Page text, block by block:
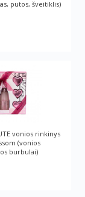
putos, šveitiklis)
vonios rinkinys
(vonios
burbulai)